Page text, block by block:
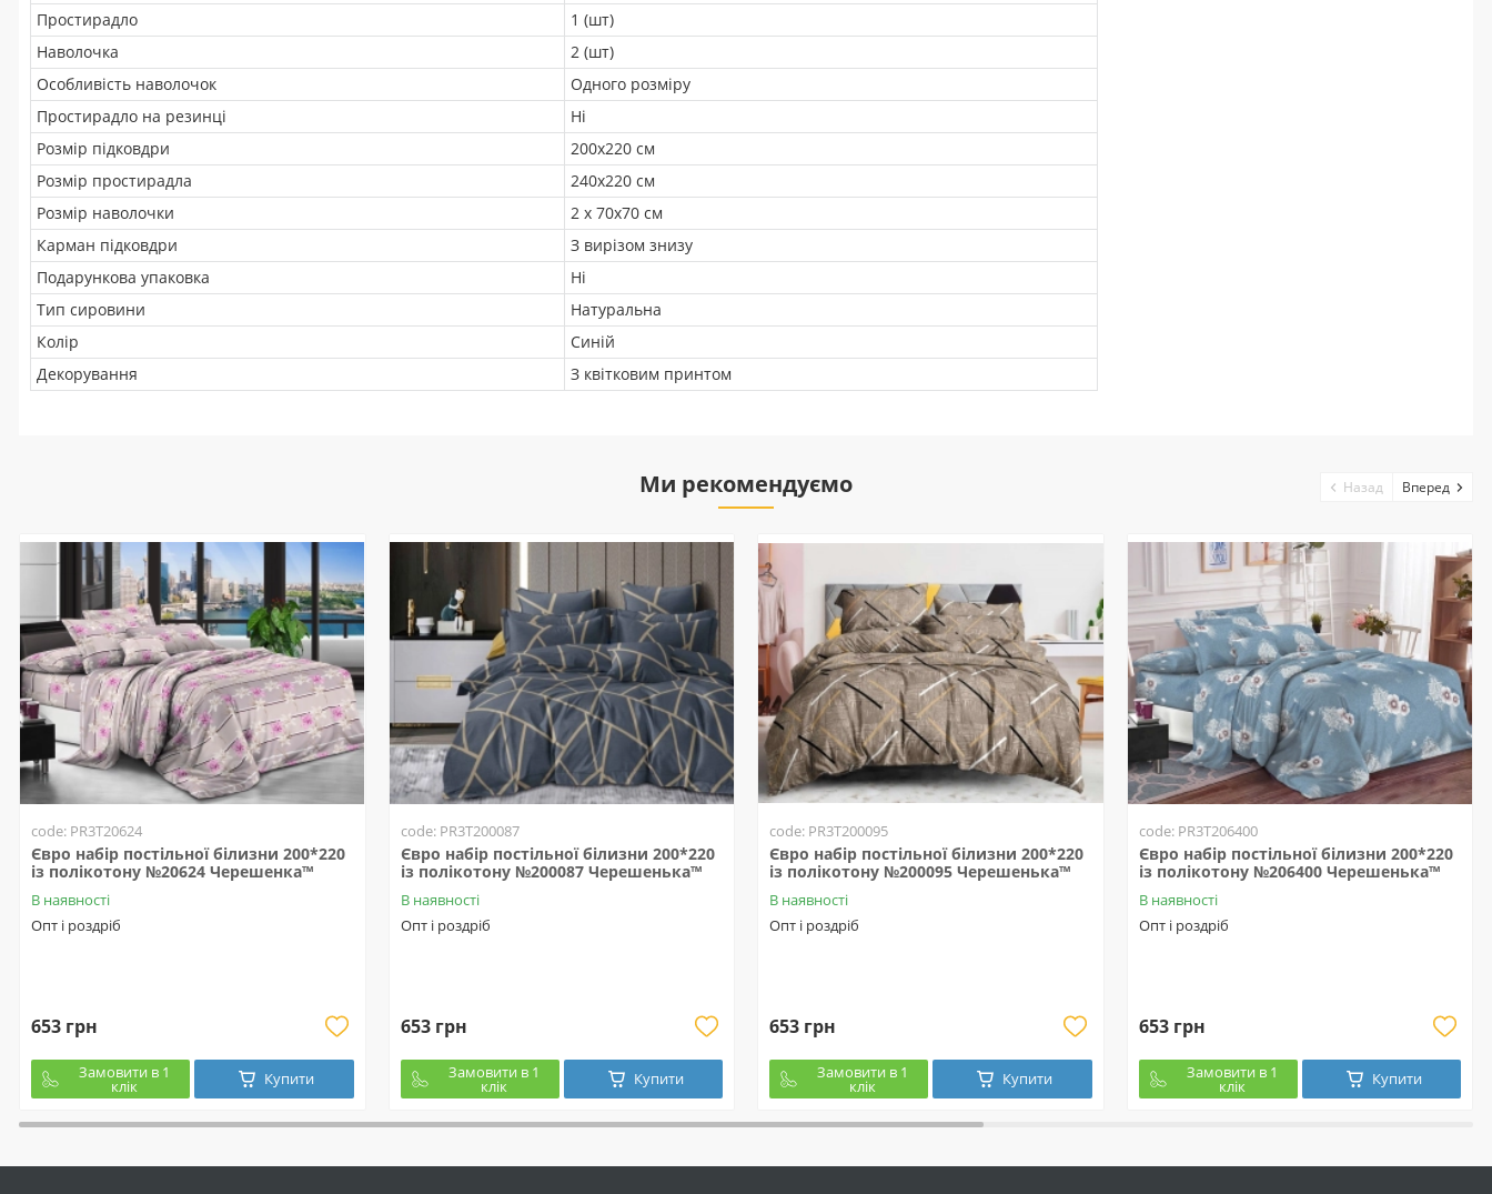
Простирадло
1 (шт)
Наволочка
2 (шт)
Особливість наволочок
Одного розміру
Простирадло на резинці
Ні
Розмір підковдри
200х220 см
Розмір простирадла
240х220 см
Розмір наволочки
2 х 70х70 см
Карман підковдри
З вирізом знизу
Подарункова упаковка
Ні
Тип сировини
Натуральна
Колір
Синій
Декорування
З квітковим принтом
Ми рекомендуємо
code: PR3T20624
Євро набір постільної білизни 200*220
із полікотону №20624 Черешенка™
В наявності
Опт і роздріб
653 грн
Замовити в 1
клік Купити
code: PR3T200087
Євро набір постільної білизни 200*220
із полікотону №200087 Черешенька™
В наявності
Опт і роздріб
653 грн
Замовити в 1
клік Купити
code: PR3T200095
Євро набір постільної білизни 200*220
із полікотону №200095 Черешенька™
В наявності
Опт і роздріб
653 грн
Замовити в 1
клік Купити
code: PR3T206400
Євро набір постільної білизни 200*220
із полікотону №206400 Черешенька™
В наявності
Опт і роздріб
653 грн
Замовити в 1
клік Купити
Назад Вперед